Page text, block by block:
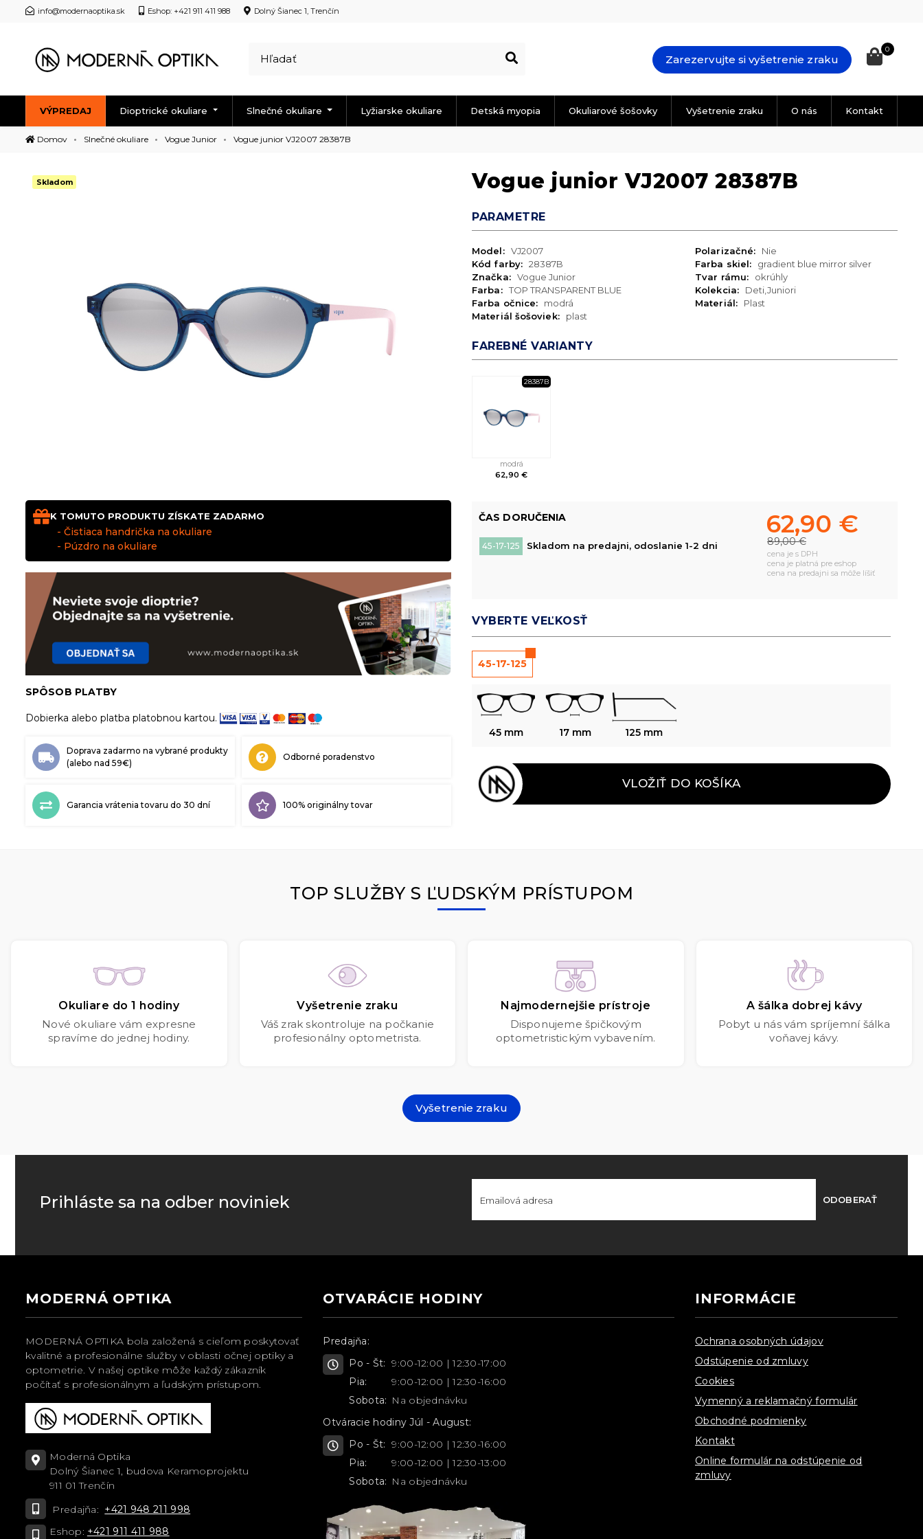
info@modernaoptika.sk Eshop: +421 911 411 988 Dolný Šianec 1, Trenčín
Zarezervujte si vyšetrenie zraku
0
VÝPREDAJ Dioptrické okuliare Slnečné okuliare Lyžiarske okuliare Detská myopia Okuliarové šošovky Vyšetrenie zraku O nás Kontakt
Domov Slnečné okuliare Vogue Junior Vogue junior VJ2007 28387B
Skladom
K TOMUTO PRODUKTU ZÍSKATE ZADARMO
- Čistiaca handrička na okuliare
- Púzdro na okuliare
SPÔSOB PLATBY
Dobierka alebo platba platobnou kartou.
Doprava zadarmo na vybrané produkty
(alebo nad 59€)
Odborné poradenstvo
Garancia vrátenia tovaru do 30 dní 100% originálny tovar
Vogue junior VJ2007 28387B
PARAMETRE
Model: VJ2007
Kód farby: 28387B
Značka: Vogue Junior
Farba: TOP TRANSPARENT BLUE
Farba očnice:
modrá
Materiál šošoviek:
plast
Polarizačné:
Nie
Farba skiel:
gradient blue mirror silver
Tvar rámu:
okrúhly
Kolekcia:
Deti,Juniori
Materiál:
Plast
FAREBNÉ VARIANTY
28387B
modrá
62,90 €
ČAS DORUČENIA
45-17-125 Skladom na predajni, odoslanie 1-2 dni
62,90 €
89,00 €
cena je s DPH
cena je platná pre eshop
cena na predajni sa môže líšiť
VYBERTE VEĽKOSŤ
45-17-125
45 mm 17 mm 125 mm
VLOŽIŤ DO KOŠÍKA
TOP SLUŽBY S ĽUDSKÝM PRÍSTUPOM
Okuliare do 1 hodiny
Nové okuliare vám expresne
spravíme do jednej hodiny.
Vyšetrenie zraku
Váš zrak skontroluje na počkanie
profesionálny optometrista.
Najmodernejšie prístroje
Disponujeme špičkovým
optometristickým vybavením.
A šálka dobrej kávy
Pobyt u nás vám spríjemní šálka
voňavej kávy.
Vyšetrenie zraku
Prihláste sa na odber noviniek ODOBERAŤ
MODERNÁ OPTIKA
MODERNÁ OPTIKA bola založená s cieľom poskytovať
kvalitné a profesionálne služby v oblasti očnej optiky a
optometrie. V našej optike môže každý zákazník
počítať s profesionálnym a ľudským prístupom.
Moderná Optika
Dolný Šianec 1, budova Keramoprojektu
911 01 Trenčín
Predajňa: +421 948 211 998
Eshop: +421 911 411 988
OTVARÁCIE HODINY
Predajňa:
Po - Št: 9:00-12:00 | 12:30-17:00
Pia:
9:00-12:00 | 12:30-16:00
Sobota: Na objednávku
Otváracie hodiny Júl - August:
Po - Št: 9:00-12:00 | 12:30-16:00
Pia:
9:00-12:00 | 12:30-13:00
Sobota: Na objednávku
INFORMÁCIE
Ochrana osobných údajov
Odstúpenie od zmluvy
Cookies
Vymenný a reklamačný formulár
Obchodné podmienky
Kontakt
Online formulár na odstúpenie od
zmluvy